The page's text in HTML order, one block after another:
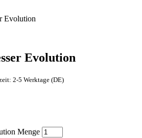
Evolution
Evolution
2-5 Werktage (DE)
Menge